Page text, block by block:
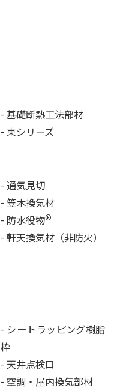
- 基礎断熱工法部材
- 束シリーズ
- 通気見切
- 笠木換気材
- 防水役物®
- 軒天換気材（非防火）
- シートラッピング樹脂
枠
- 天井点検口
- 空調・屋内換気部材